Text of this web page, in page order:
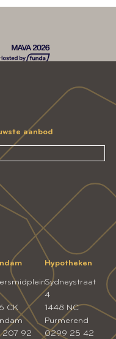
CK
207 92
Hypotheken
Sydneystraat
4
1448 NC
Purmerend
0299 25 42
aanbod